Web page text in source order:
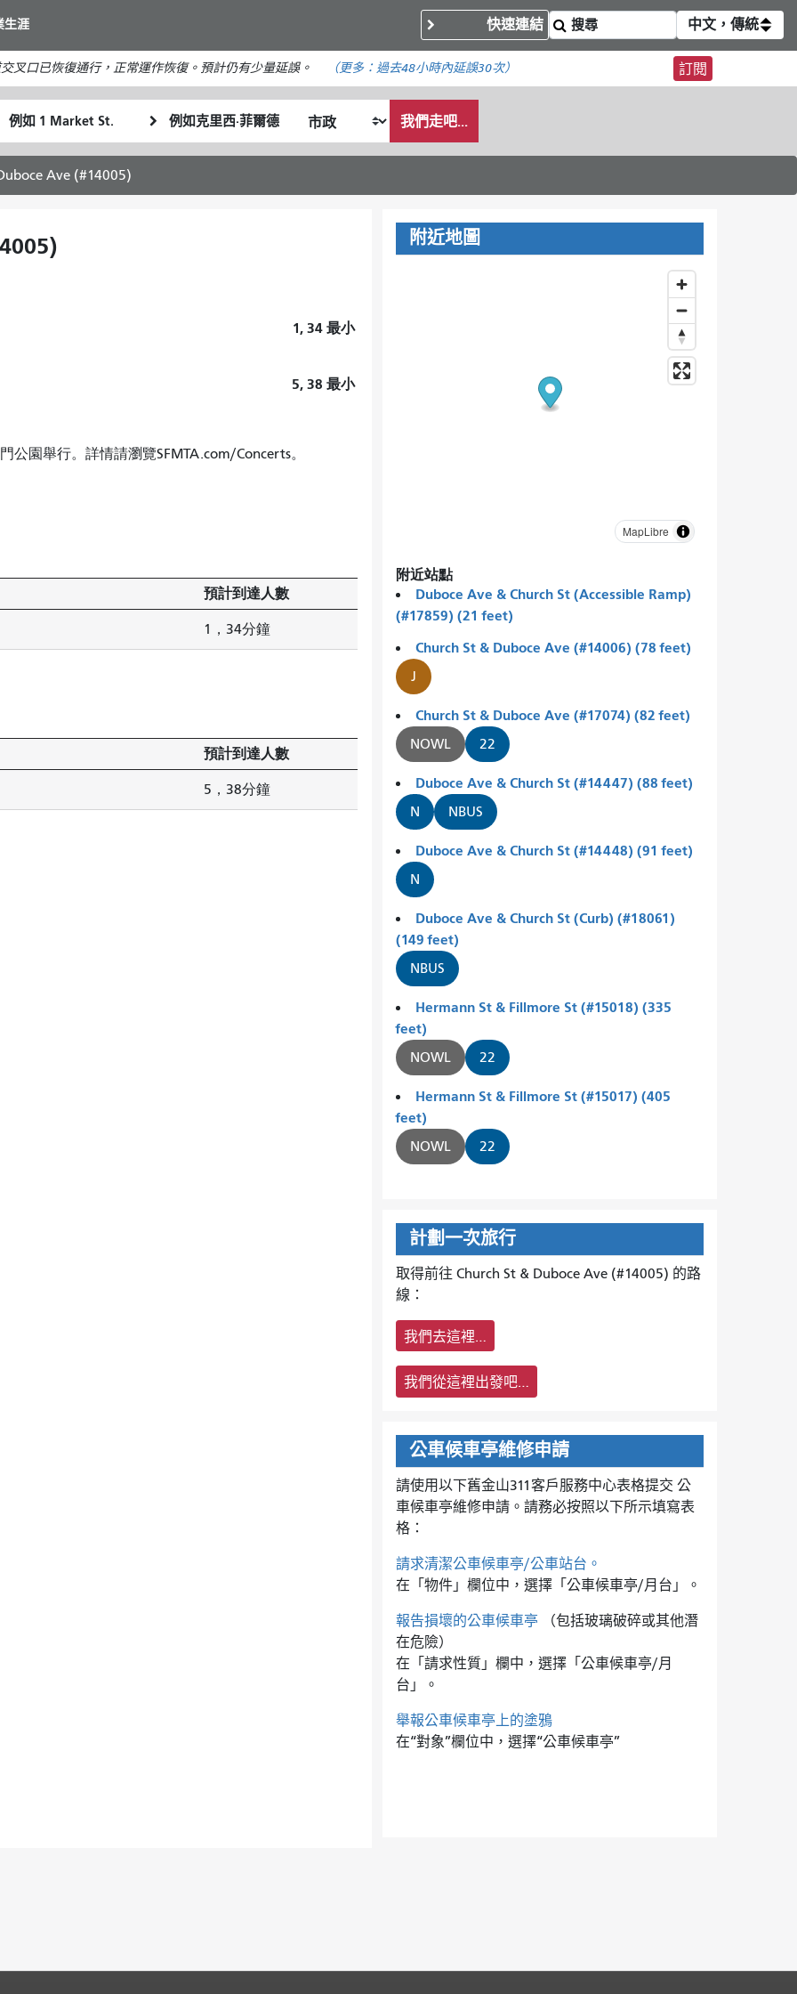
主
要
內
容
生涯 快速連結 中文，傳統
叉口已恢復通行，正常運作恢復。預計仍有少量延誤。 （更多： 過去48小時內延誤30次） 訂閱
終
點
位
我
希
的
我們走吧...
Ave (#14005)
1, 34 最小
5, 38 最小
公園舉行。詳情請瀏覽SFMTA.com/Concerts。
預計到達人數
1，34分鐘
預計到達人數
5，38分鐘
附近地圖
MapLibre
附近站點
Duboce Ave & Church St (Accessible Ramp)
(#17859) (21 feet)
Church St & Duboce Ave (#14006) (78 feet)
J
Church St & Duboce Ave (#17074) (82 feet)
NOWL 22
Duboce Ave & Church St (#14447) (88 feet)
N NBUS
Duboce Ave & Church St (#14448) (91 feet)
N
Duboce Ave & Church St (Curb) (#18061)
(149 feet)
NBUS
Hermann St & Fillmore St (#15018) (335
feet)
NOWL 22
Hermann St & Fillmore St (#15017) (405
feet)
NOWL 22
計劃一次旅行
取得前往 Church St & Duboce Ave (#14005) 的路
線：
我們去這裡…
我們從這裡出發吧…
公車候車亭維修申請
請使用以下舊金山311客戶服務中心表格提交 公
車候車亭維修申請。請務必按照以下所示填寫表
格：
請求清潔公車候車亭/公車站台。
在「物件」欄位中，選擇「公車候車亭/月台」。
報告損壞的公車候車亭 （包括玻璃破碎或其他潛
在危險）
在「請求性質」欄中，選擇「公車候車亭/月
台」。
舉報公車候車亭上的塗鴉
在“對象”欄位中，選擇“公車候車亭”